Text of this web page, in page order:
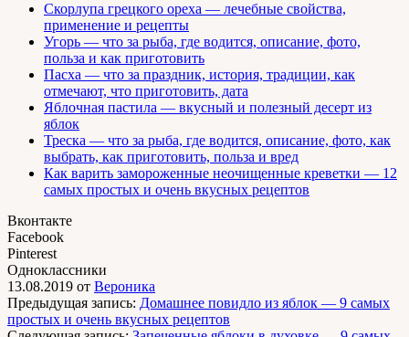
Скорлупа грецкого ореха — лечебные свойства,
применение и рецепты
Угорь — что за рыба, где водится, описание, фото,
польза и как приготовить
Пасха — что за праздник, история, традиции, как
отмечают, что приготовить, дата
Яблочная пастила — вкусный и полезный десерт из
яблок
Треска — что за рыба, где водится, описание, фото, как
выбрать, как приготовить, польза и вред
Как варить замороженные неочищенные креветки — 12
самых простых и очень вкусных рецептов
Вконтакте
Facebook
Pinterest
Одноклассники
13.08.2019 от Вероника
Предыдущая запись: Домашнее повидло из яблок — 9 самых
простых и очень вкусных рецептов